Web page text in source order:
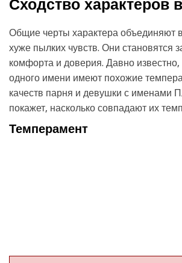
Сходство характеров
Общие черты характера объединяют
хуже пылких чувств. Они становятся
комфорта и доверия. Давно известно,
одного имени имеют похожие
качеств парня и девушки с именами
покажет, насколько совпадают их
Темперамент